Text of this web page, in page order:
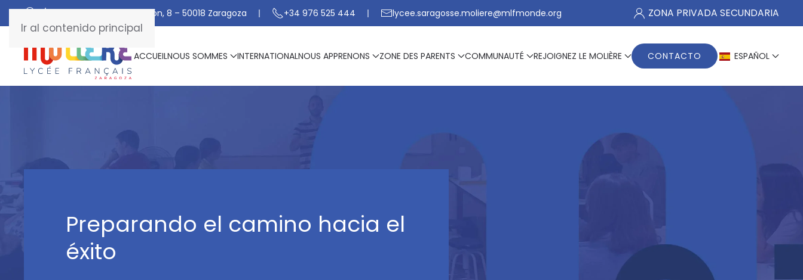
Ir al contenido principal
C/ De Manuel Marraco Ramón, 8 – 50018 Zaragoza +34 976 525 444 lycee.saragosse.moliere@mlfmonde.org ZONA PRIVADA SECUNDARIA
ACCUEILNOUS SOMMES INTERNATIONALNOUS APPRENONS ZONE DES PARENTS COMMUNAUTÉ REJOIGNEZ LE MOLIÈRE CONTACTO ESPAÑOL
Preparando el camino hacia el
éxito